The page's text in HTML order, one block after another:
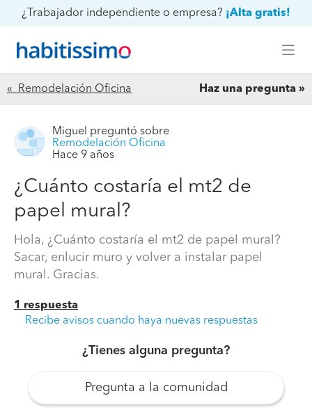
¿Trabajador independiente o empresa? ¡Alta gratis!
« Remodelación Oficina Haz una pregunta
Miguel preguntó sobre
Remodelación Oficina
Hace 9 años
¿Cuánto costaría el mt2 de
papel mural?
Hola, ¿Cuánto costaría el mt2 de papel mural?
Sacar, enlucir muro y volver a instalar papel
mural. Gracias.
1 respuesta
Recibe avisos cuando haya nuevas respuestas
¿Tienes alguna pregunta?
Pregunta a la comunidad